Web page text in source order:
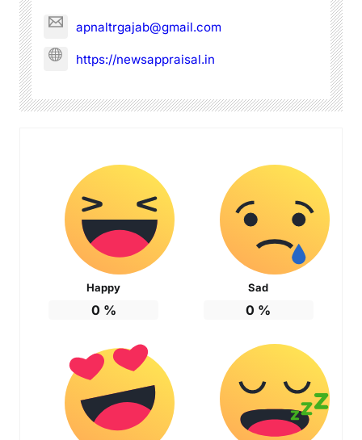
apnaltrgajab@gmail.com
https://newsappraisal.in
Happy
0 %
Sad
0 %